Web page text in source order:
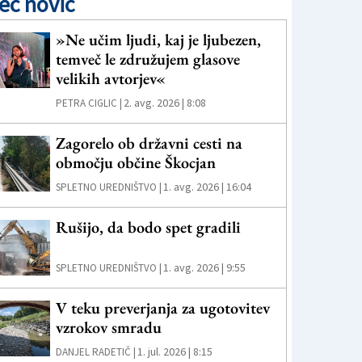
»Ne učim ljudi, kaj je ljubezen,
temveč le združujem glasove
velikih avtorjev«
PETRA CIGLIC | 2. avg. 2026 | 8:08
Zagorelo ob državni cesti na
območju občine Škocjan
SPLETNO UREDNIŠTVO |1. avg. 2026 | 16:04
Rušijo, da bodo spet gradili
SPLETNO UREDNIŠTVO |1. avg. 2026 | 9:55
V teku preverjanja za ugotovitev
vzrokov smradu
DANJEL RADETIČ |1. jul. 2026 | 8:15